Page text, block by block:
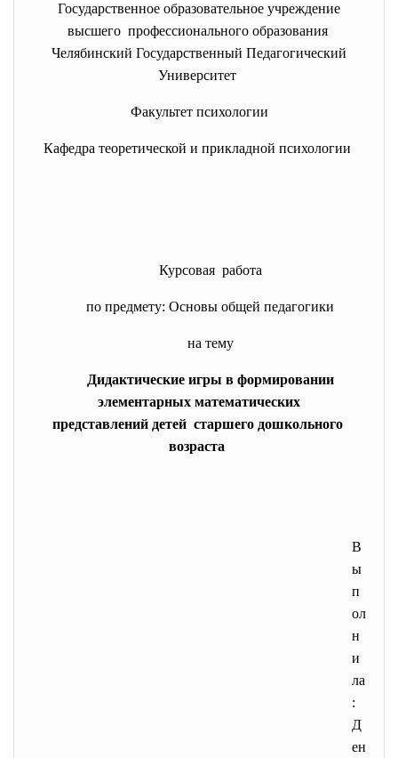
Государственное образовательное учреждение
высшего профессионального образования
Челябинский Государственный Педагогический
Университет
Факультет психологии
Кафедра теоретической и прикладной психологии
Курсовая работа
по предмету: Основы общей педагогики
на тему
Дидактические игры в формировании
элементарных математических
представлений детей старшего дошкольного
возраста
В
ы
п
ол
н
и
ла
:
Д
ен